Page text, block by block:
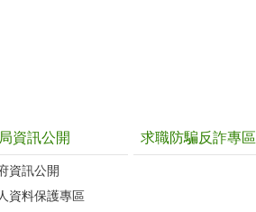
資訊公開
資訊公開
資料保護專區
求職防騙反詐專區